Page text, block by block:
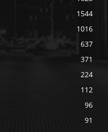
1544
1016
637
371
224
112
96
91